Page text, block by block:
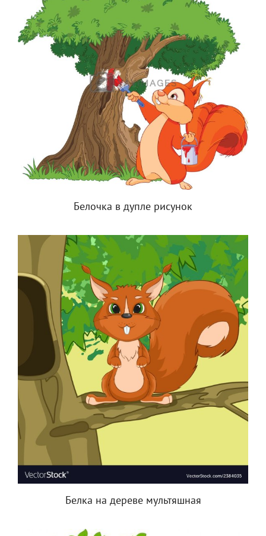
Белочка в дупле рисунок
Белка на дереве мультяшная